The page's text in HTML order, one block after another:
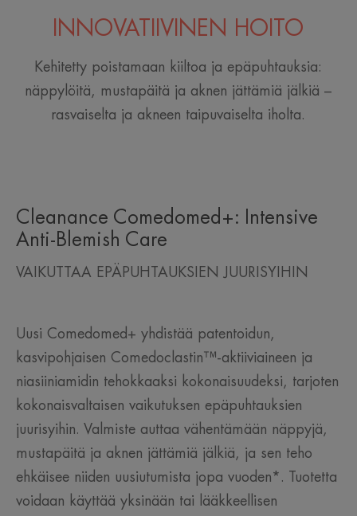
INNOVATIIVINEN HOITO
Kehitetty poistamaan kiiltoa ja epäpuhtauksia:
näppylöitä, mustapäitä ja aknen jättämiä jälkiä –
rasvaiselta ja akneen taipuvaiselta iholta.
Cleanance Comedomed+: Intensive
Anti-Blemish Care
VAIKUTTAA EPÄPUHTAUKSIEN JUURISYIHIN
Uusi Comedomed+ yhdistää patentoidun,
kasvipohjaisen Comedoclastin™-aktiiviaineen ja
niasiiniamidin tehokkaaksi kokonaisuudeksi, tarjoten
kokonaisvaltaisen vaikutuksen epäpuhtauksien
juurisyihin. Valmiste auttaa vähentämään näppyjä,
mustapäitä ja aknen jättämiä jälkiä, ja sen teho
ehkäisee niiden uusiutumista jopa vuoden*. Tuotetta
voidaan käyttää yksinään tai lääkkeellisen